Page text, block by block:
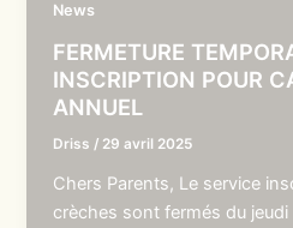
News
FERMETURE
INSCRIPTION POUR
ANNUEL
Driss / 29 avril 2025
Chers Parents, Le service
crèches sont fermés du